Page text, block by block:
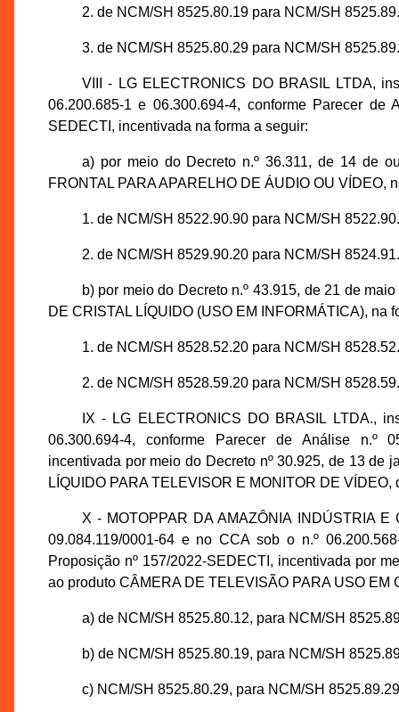
2. de NCM/SH 8525.80.19 para NCM/SH
3. de NCM/SH 8525.80.29 para NCM/SH
VIII - LG ELECTRONICS DO BRASIL LTDA,
06.200.685-1 e 06.300.694-4, conforme Parecer de
SEDECTI, incentivada na forma a seguir:
a) por meio do Decreto n.º 36.311, de 14 de
FRONTAL PARA APARELHO DE ÁUDIO OU VÍDEO,
1. de NCM/SH 8522.90.90 para NCM/SH
2. de NCM/SH 8529.90.20 para NCM/SH
b) por meio do Decreto n.º 43.915, de 21 de
DE CRISTAL LÍQUIDO (USO EM INFORMÁTICA), na
1. de NCM/SH 8528.52.20 para NCM/SH
2. de NCM/SH 8528.59.20 para NCM/SH
IX - LG ELECTRONICS DO BRASIL LTDA.,
06.300.694-4, conforme Parecer de Análise n.º
incentivada por meio do Decreto nº 30.925, de 13 de
LÍQUIDO PARA TELEVISOR E MONITOR DE
X - MOTOPPAR DA AMAZÔNIA INDÚSTRIA
09.084.119/0001-64 e no CCA sob o n.º
Proposição nº 157/2022-SEDECTI, incentivada por
ao produto CÂMERA DE TELEVISÃO PARA USO
a) de NCM/SH 8525.80.12, para NCM/SH
b) de NCM/SH 8525.80.19, para NCM/SH
c) NCM/SH 8525.80.29, para NCM/SH